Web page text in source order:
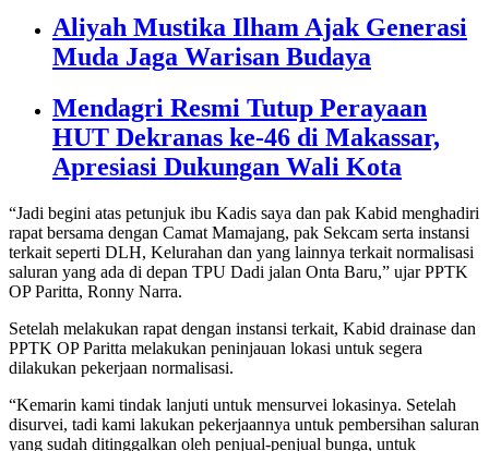
Aliyah Mustika Ilham Ajak Generasi
Muda Jaga Warisan Budaya
Mendagri Resmi Tutup Perayaan
HUT Dekranas ke-46 di Makassar,
Apresiasi Dukungan Wali Kota
“Jadi begini atas petunjuk ibu Kadis saya dan pak Kabid menghadiri
rapat bersama dengan Camat Mamajang, pak Sekcam serta instansi
terkait seperti DLH, Kelurahan dan yang lainnya terkait normalisasi
saluran yang ada di depan TPU Dadi jalan Onta Baru,” ujar PPTK
OP Paritta, Ronny Narra.
Setelah melakukan rapat dengan instansi terkait, Kabid drainase dan
PPTK OP Paritta melakukan peninjauan lokasi untuk segera
dilakukan pekerjaan normalisasi.
“Kemarin kami tindak lanjuti untuk mensurvei lokasinya. Setelah
disurvei, tadi kami lakukan pekerjaannya untuk pembersihan saluran
yang sudah ditinggalkan oleh penjual-penjual bunga, untuk